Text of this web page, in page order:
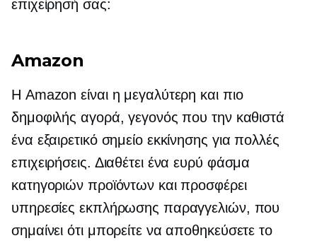
επιχείρησή σας:
Amazon
Η Amazon είναι η μεγαλύτερη και πιο
δημοφιλής αγορά, γεγονός που την καθιστά
ένα εξαιρετικό σημείο εκκίνησης για πολλές
επιχειρήσεις. Διαθέτει ένα ευρύ φάσμα
κατηγοριών προϊόντων και προσφέρει
υπηρεσίες εκπλήρωσης παραγγελιών, που
σημαίνει ότι μπορείτε να αποθηκεύσετε το